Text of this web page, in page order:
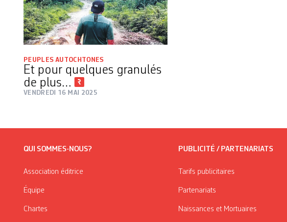
PEUPLES AUTOCHTONES
Et pour quelques granulés
de plus…
VENDREDI 16 MAI 2025
QUI SOMMES-NOUS?
Association éditrice
Équipe
Chartes
PUBLICITÉ / PARTENARIATS
Tarifs publicitaires
Partenariats
Naissances et Mortuaires